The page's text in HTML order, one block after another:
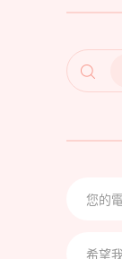
SEARCH
FOR: